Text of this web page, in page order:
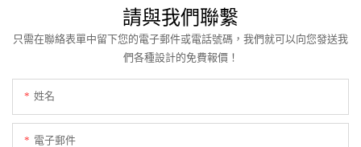
請與我們聯繫
只需在聯絡表單中留下您的電子郵件或電話號碼，我們就可以向您發送我
們各種設計的免費報價！
姓名
電子郵件